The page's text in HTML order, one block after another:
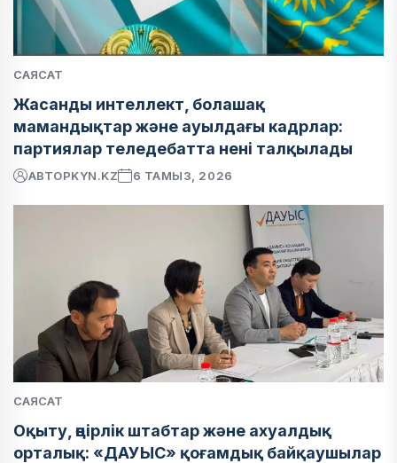
САЯСАТ
Жасанды интеллект, болашақ
мамандықтар және ауылдағы кадрлар:
партиялар теледебатта нені талқылады
АВТОРKYN.KZ 6 ТАМЫЗ, 2026
САЯСАТ
Оқыту, өңірлік штабтар және ахуалдық
орталық: «ДАУЫС» қоғамдық байқаушылар